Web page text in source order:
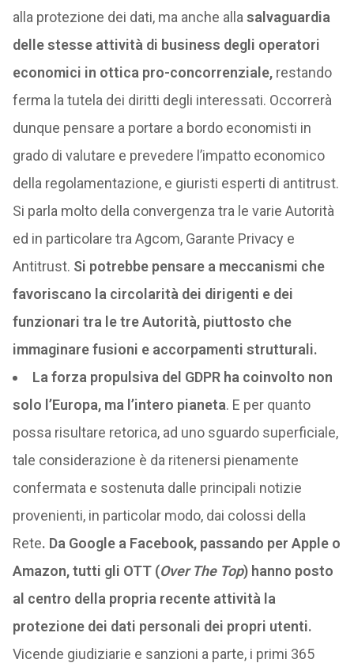
alla protezione dei dati, ma anche alla salvaguardia
delle stesse attività di business degli operatori
economici in ottica pro-concorrenziale,restando
ferma la tutela dei diritti degli interessati. Occorrerà
dunque pensare a portare a bordo economisti in
grado di valutare e prevedere l’impatto economico
della regolamentazione, e giuristi esperti di antitrust.
Si parla molto della convergenza tra le varie Autorità
ed in particolare tra Agcom, Garante Privacy e
Antitrust. Si potrebbe pensare a meccanismi che
favoriscano la circolarità dei dirigenti e dei
funzionari tra le tre Autorità, piuttosto che
immaginare fusioni e accorpamenti strutturali.
La forza propulsiva del GDPR ha coinvolto non
solo l’Europa, ma l’intero pianeta. E per quanto
possa risultare retorica, ad uno sguardo superficiale,
tale considerazione è da ritenersi pienamente
confermata e sostenuta dalle principali notizie
provenienti, in particolar modo, dai colossi della
Rete. Da Google a Facebook, passando per Apple o
Amazon, tutti gli OTT (Over The Top) hanno posto
al centro della propria recente attività la
protezione dei dati personali dei propri utenti.
Vicende giudiziarie e sanzioni a parte, i primi 365